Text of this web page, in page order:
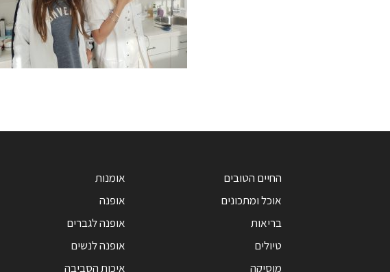
החיים הטובים
אוכל ומתכונים
בריאות
טיולים
מוסיקה
אומנות
אופנה
אופנה לגברים
אופנה לנשים
איכות הסביבה